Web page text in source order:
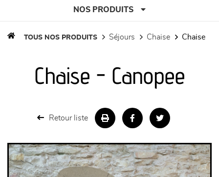
NOS PRODUITS
séjours
meubles de complément
literie
TOUS NOS PRODUITS séjours chaise chaise
Chaise - Canopee
Retour liste